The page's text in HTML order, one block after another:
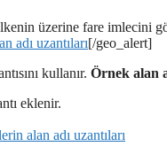
üzerine fare imlecini
adı uzantıları[/geo_alert]
kullanır. Örnek alan
eklenir.
alan adı uzantıları